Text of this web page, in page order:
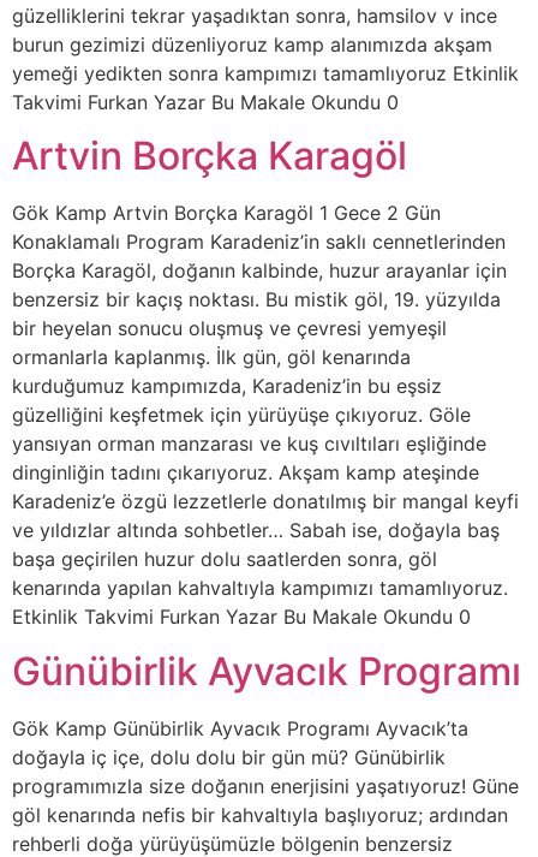
güzelliklerini tekrar yaşadıktan sonra, hamsilov v ince
burun gezimizi düzenliyoruz kamp alanımızda akşam
yemeği yedikten sonra kampımızı tamamlıyoruz Etkinlik
Takvimi Furkan Yazar Bu Makale Okundu 0
Artvin Borçka Karagöl
Gök Kamp Artvin Borçka Karagöl 1 Gece 2 Gün
Konaklamalı Program Karadeniz’in saklı cennetlerinden
Borçka Karagöl, doğanın kalbinde, huzur arayanlar için
benzersiz bir kaçış noktası. Bu mistik göl, 19. yüzyılda
bir heyelan sonucu oluşmuş ve çevresi yemyeşil
ormanlarla kaplanmış. İlk gün, göl kenarında
kurduğumuz kampımızda, Karadeniz’in bu eşsiz
güzelliğini keşfetmek için yürüyüşe çıkıyoruz. Göle
yansıyan orman manzarası ve kuş cıvıltıları eşliğinde
dinginliğin tadını çıkarıyoruz. Akşam kamp ateşinde
Karadeniz’e özgü lezzetlerle donatılmış bir mangal keyfi
ve yıldızlar altında sohbetler… Sabah ise, doğayla baş
başa geçirilen huzur dolu saatlerden sonra, göl
kenarında yapılan kahvaltıyla kampımızı tamamlıyoruz.
Etkinlik Takvimi Furkan Yazar Bu Makale Okundu 0
Günübirlik Ayvacık Programı
Gök Kamp Günübirlik Ayvacık Programı Ayvacık’ta
doğayla iç içe, dolu dolu bir gün mü? Günübirlik
programımızla size doğanın enerjisini yaşatıyoruz! Güne
göl kenarında nefis bir kahvaltıyla başlıyoruz; ardından
rehberli doğa yürüyüşümüzle bölgenin benzersiz